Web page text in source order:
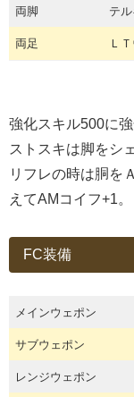
両脚 テ
両足 Ｌ
強化スキル500に
ストスキは脚をシ
リフレの時は胴を
えてAMコイフ+1。
FC装備
メインウェポン
サブウェポン
レンジウェポン